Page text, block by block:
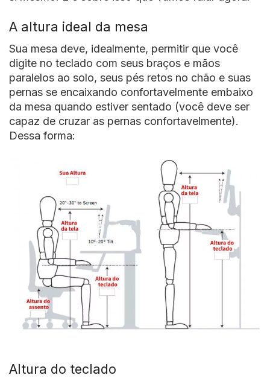
A altura ideal da mesa
Sua mesa deve, idealmente, permitir que você
digite no teclado com seus braços e mãos
paralelos ao solo, seus pés retos no chão e suas
pernas se encaixando confortavelmente embaixo
da mesa quando estiver sentado (você deve ser
capaz de cruzar as pernas confortavelmente).
Dessa forma:
Altura do teclado